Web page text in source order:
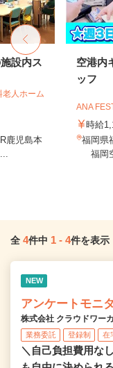
設内ス
人ホーム
鹿児島本
空港内
ッフ
ANA
時給
福岡県
福岡
全 4件中 1 - 4件を表示
NEW
アンケートモニ
株式会社 クラウドワー
業務委託 登録制 在
＼自己負担費用な